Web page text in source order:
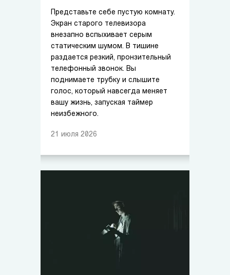
Представьте себе пустую комнату.
Экран старого телевизора
внезапно вспыхивает серым
статическим шумом. В тишине
раздается резкий, пронзительный
телефонный звонок. Вы
поднимаете трубку и слышите
голос, который навсегда меняет
вашу жизнь, запуская таймер
неизбежного.
21 июля 2026